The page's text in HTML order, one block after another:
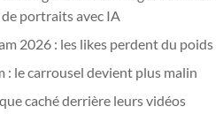
de portraits avec IA
2026 : les likes perdent du poids
: le carrousel devient plus malin
caché derrière leurs vidéos